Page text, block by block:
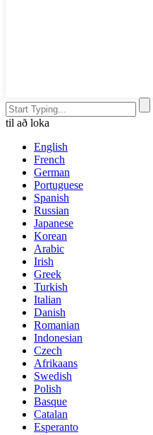
til að loka
English
French
German
Portuguese
Spanish
Russian
Japanese
Korean
Arabic
Irish
Greek
Turkish
Italian
Danish
Romanian
Indonesian
Czech
Afrikaans
Swedish
Polish
Basque
Catalan
Esperanto